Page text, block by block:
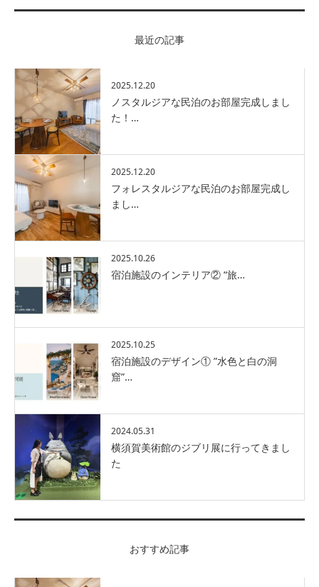
最近の記事
2025.12.20
ノスタルジアな民泊のお部屋完成しまし
た！…
2025.12.20
フォレスタルジアな民泊のお部屋完成し
まし…
2025.10.26
宿泊施設のインテリア② “旅…
2025.10.25
宿泊施設のデザイン① ”水色と白の洞
窟”…
2024.05.31
横須賀美術館のジブリ展に行ってきまし
た
おすすめ記事